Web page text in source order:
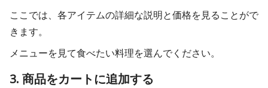
ここでは、各アイテムの詳細な説明と価格を見ることがで
きます。
メニューを見て食べたい料理を選んでください。
3. 商品をカートに追加する